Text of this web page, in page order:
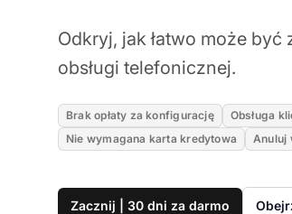
Odkryj, jak łatwo może
obsługi telefonicznej.
Brak opłaty za konfigurację
Obsługa
Nie wymagana karta kredytowa
Anuluj
Zacznij | 30 dni za darmo